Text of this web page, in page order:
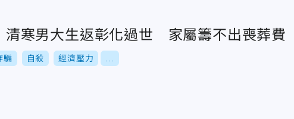
清寒男大生返彰化過世 家屬籌不出喪葬費
騙 自殺 經濟壓力